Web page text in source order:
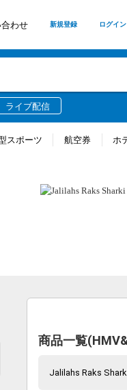
わせ 新規登録 ログイン
ライブ配信
スポーツ 航空券 ホ
商品一覧
Jalilahs Raks